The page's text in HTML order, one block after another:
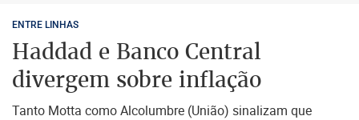
ENTRE LINHAS
Haddad e Banco Central
divergem sobre inflação
Tanto Motta como Alcolumbre (União) sinalizam que